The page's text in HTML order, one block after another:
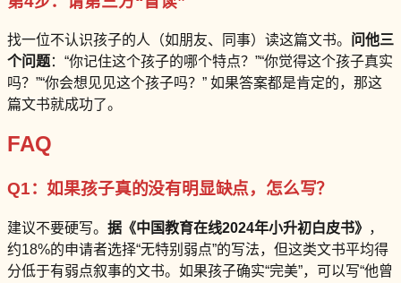
找一位不认识孩子的人（如朋友、同事）读这篇文书。 问他三
个问题：“你记住这个孩子的哪个特点？”“你觉得这个孩子真实
吗？”“你会想见见这个孩子吗？” 如果答案都是肯定的，那这
篇文书就成功了。
FAQ
Q1：如果孩子真的没有明显缺点，怎么写？
建议不要硬写。 据《中国教育在线2024年小升初白皮书》 ，
约18%的申请者选择“无特别弱点”的写法，但这类文书平均得
分低于有弱点叙事的文书。如果孩子确实“完美”，可以写“他曾